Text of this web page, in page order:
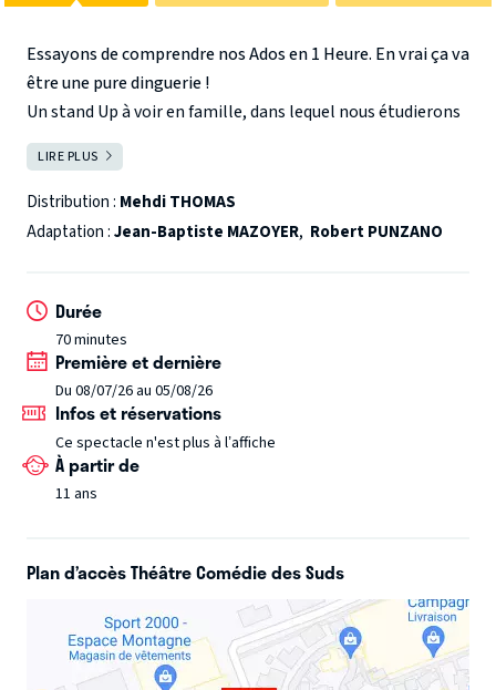
Essayons de comprendre nos Ados en 1 Heure. En vrai ça va
être une pure dinguerie !
Un stand Up à voir en famille, dans lequel nous étudierons
l'Ado, ce petit être tout mignon qui peut se transformer
en Hulk à la moindre contrariété. Attention les boomers
en prendront aussi pour leur grade !
succès : Les Adoleschiants.
LIRE PLUS
Distribution : Mehdi THOMAS
Adaptation :Jean-Baptiste MAZOYER, Robert PUNZANO
Durée
70 minutes
Première et dernière
Du 08/07/26 au 05/08/26
Infos et réservations
Ce spectacle n'est plus à l’affiche
À partir de
11 ans
Plan d’accès Théâtre Comédie des Suds